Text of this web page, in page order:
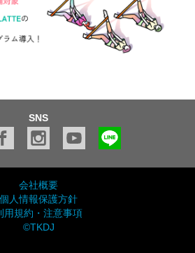
SNS
会社概要
個人情報保護方針
用規約・注意事項
©TKDJ